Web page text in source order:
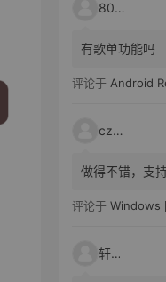
80521
有歌单功能吗
评论于 Android
czh7
做得不错，支
评论于 Windows
轩爸